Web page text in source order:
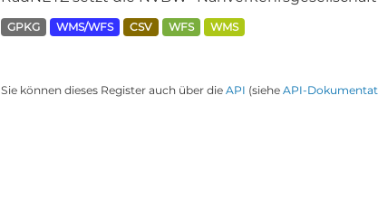
GPKG WMS/WFS CSV WFS WMS
Sie können dieses Register auch über die API (siehe API-